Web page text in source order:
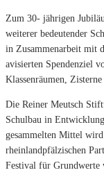
Zum 30- jährigen
weiterer bedeutender
in Zusammenarbeit mit
avisierten Spendenziel
Klassenräumen,
Die Reiner Meutsch
Schulbau in
gesammelten Mittel
rheinlandpfälzischen
Festival für Grundwerte